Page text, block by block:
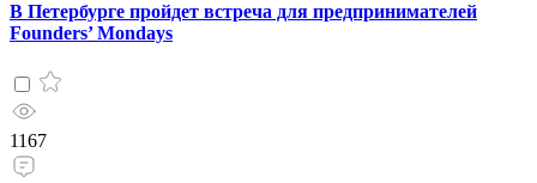
В Петербурге пройдет встреча для предпринимателей
Founders’ Mondays
1167